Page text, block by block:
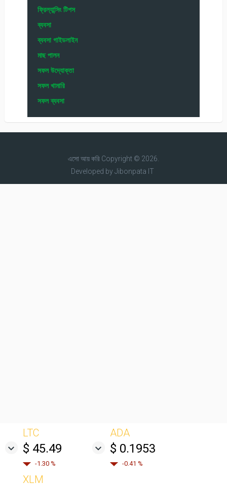
ফ্রিল্যান্সিং টিপস
ব্যবসা
ব্যবসা গাইডলাইন
মাছ পালন
সফল উদ্যোক্তা
সফল খামারি
সফল ব্যবসা
এসো আয় করিCopyright © 2026.
Developed byJibonpata IT
LTC
$ 45.49
-1.30 %
ADA
$ 0.1953
-0.41 %
XLM